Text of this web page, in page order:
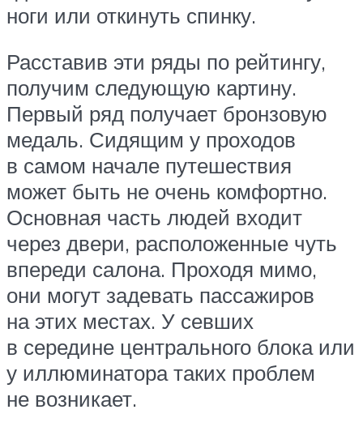
ноги или откинуть спинку.
Расставив эти ряды по рейтингу,
получим следующую картину.
Первый ряд получает бронзовую
медаль. Сидящим у проходов
в самом начале путешествия
может быть не очень комфортно.
Основная часть людей входит
через двери, расположенные чуть
впереди салона. Проходя мимо,
они могут задевать пассажиров
на этих местах. У севших
в середине центрального блока или
у иллюминатора таких проблем
не возникает.